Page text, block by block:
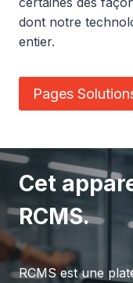
dont notre
entier.
Pages
Cet
RCMS.
RCMS est une